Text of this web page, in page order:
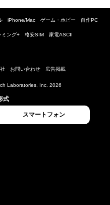
iPhone/Mac ゲーム・ホビー 自作PC
ミング+ 格安SIM 家電ASCII
お問い合わせ 広告掲載
Laboratories, Inc. 2026
式
スマートフォン